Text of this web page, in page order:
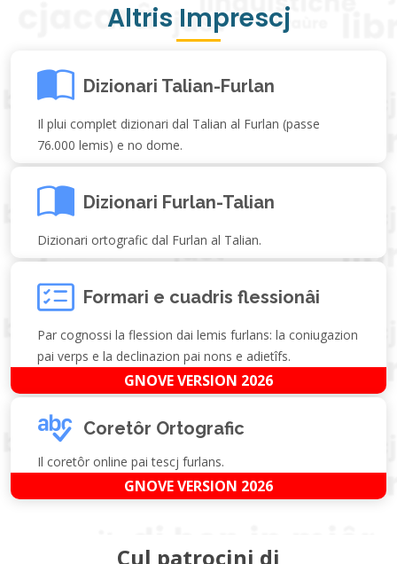
Altris Imprescj
Dizionari Talian-Furlan
Il plui complet dizionari dal Talian al Furlan (passe
76.000 lemis) e no dome.
Dizionari Furlan-Talian
Dizionari ortografic dal Furlan al Talian.
Formari e cuadris flessionâi
Par cognossi la flession dai lemis furlans: la coniugazion
pai verps e la declinazion pai nons e adietîfs.
GNOVE VERSION 2026
Coretôr Ortografic
Il coretôr online pai tescj furlans.
GNOVE VERSION 2026
Cul patrocini di